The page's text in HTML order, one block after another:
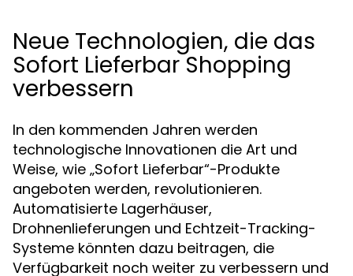
Neue Technologien, die das
Sofort Lieferbar Shopping
verbessern
In den kommenden Jahren werden
technologische Innovationen die Art und
Weise, wie „Sofort Lieferbar“-Produkte
angeboten werden, revolutionieren.
Automatisierte Lagerhäuser,
Drohnenlieferungen und Echtzeit-Tracking-
Systeme könnten dazu beitragen, die
Verfügbarkeit noch weiter zu verbessern und